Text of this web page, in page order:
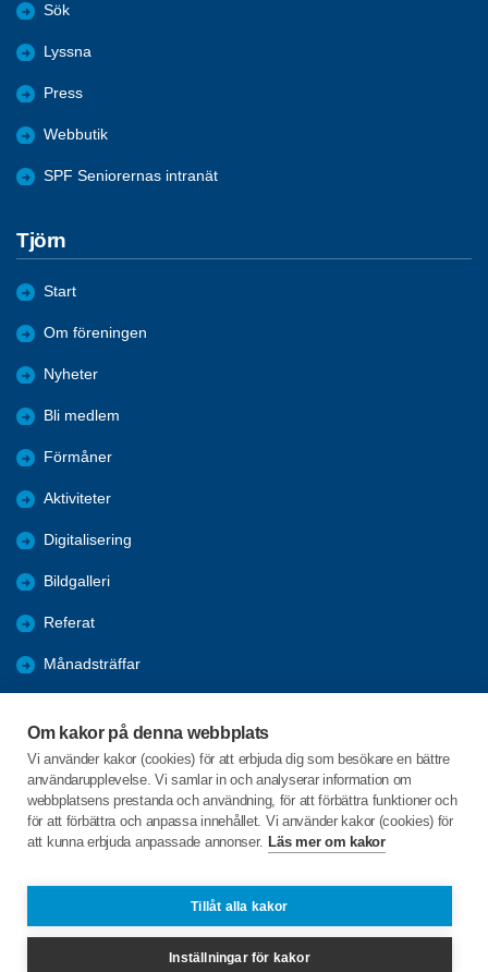
Om kakor på denna webbplats
Vi använder kakor (cookies) för att erbjuda dig som besökare en bättre
användarupplevelse. Vi samlar in och analyserar information om
webbplatsens prestanda och användning, för att förbättra funktioner och
för att förbättra och anpassa innehållet. Vi använder kakor (cookies) för
att kunna erbjuda anpassade annonser. Läs mer om kakor
Tillåt alla kakor
Inställningar för kakor
Sök
Lyssna
Press
Webbutik
SPF Seniorernas intranät
Tjörn
Start
Om föreningen
Nyheter
Bli medlem
Förmåner
Aktiviteter
Digitalisering
Bildgalleri
Referat
Månadsträffar
Seniorpodden
C/o:Björn Andersson Malm